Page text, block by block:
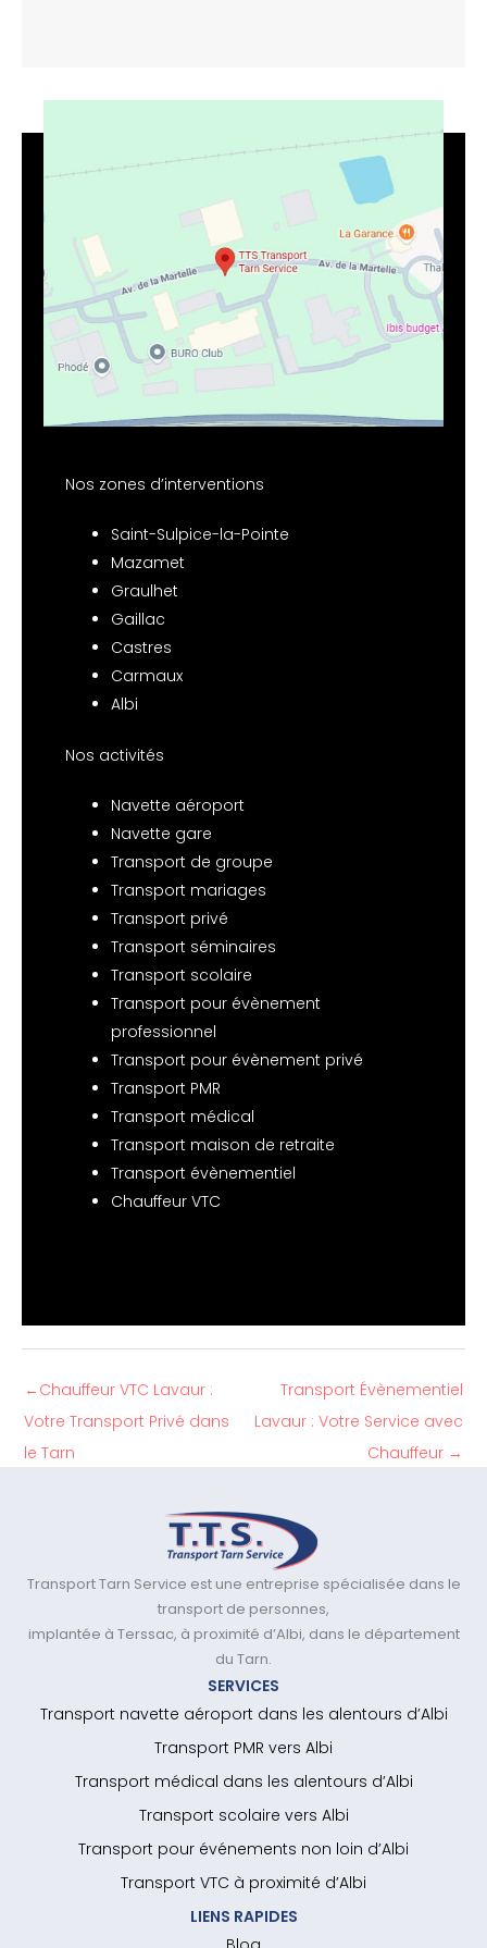
Nos zones d’interventions
Saint-Sulpice-la-Pointe
Mazamet
Graulhet
Gaillac
Castres
Carmaux
Albi
Nos activités
Navette aéroport
Navette gare
Transport de groupe
Transport mariages
Transport privé
Transport séminaires
Transport scolaire
Transport pour évènement
professionnel
Transport pour évènement privé
Transport PMR
Transport médical
Transport maison de retraite
Transport évènementiel
Chauffeur VTC
← Chauffeur VTC Lavaur :
Votre Transport Privé dans
le Tarn
Transport Évènementiel
Lavaur : Votre Service avec
Chauffeur →
Transport Tarn Service est une entreprise spécialisée dans le
transport de personnes,
implantée à Terssac, à proximité d’Albi, dans le département
du Tarn.
SERVICES
Transport navette aéroport dans les alentours d’Albi
Transport PMR vers Albi
Transport médical dans les alentours d’Albi
Transport scolaire vers Albi
Transport pour événements non loin d’Albi
Transport VTC à proximité d’Albi
LIENS RAPIDES